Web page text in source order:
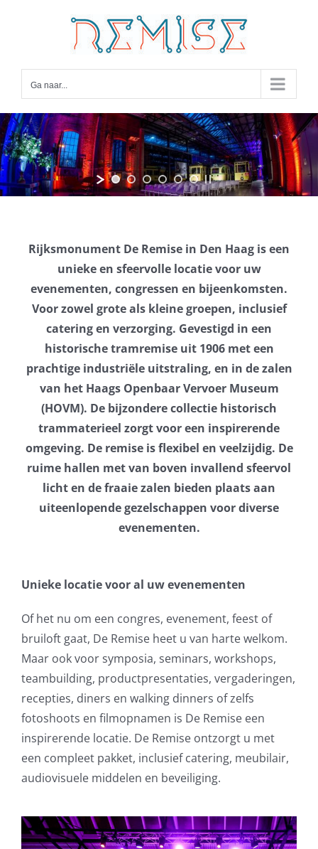
Ga naar...
Rijksmonument De Remise in Den Haag is een
unieke en sfeervolle locatie voor uw
evenementen, congressen en bijeenkomsten.
Voor zowel grote als kleine groepen, inclusief
catering en verzorging. Gevestigd in een
historische tramremise uit 1906 met een
prachtige industriële uitstraling, en in de zalen
van het Haags Openbaar Vervoer Museum
(HOVM). De bijzondere collectie historisch
trammaterieel zorgt voor een inspirerende
omgeving. De remise is flexibel en veelzijdig. De
ruime hallen met van boven invallend sfeervol
licht en de fraaie zalen bieden plaats aan
uiteenlopende gezelschappen voor diverse
evenementen.
Unieke locatie voor al uw evenementen
Of het nu om een congres, evenement, feest of
bruiloft gaat, De Remise heet u van harte welkom.
Maar ook voor symposia, seminars, workshops,
teambuilding, productpresentaties, vergaderingen,
recepties, diners en walking dinners of zelfs
fotoshoots en filmopnamen is De Remise een
inspirerende locatie. De Remise ontzorgt u met
een compleet pakket, inclusief catering, meubilair,
audiovisuele middelen en beveiliging.